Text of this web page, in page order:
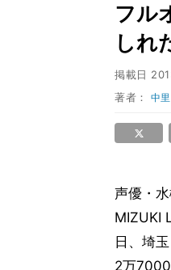
フル
しれ
掲載日
著者：中
声優・
MIZUKI
日、埼
2万7000